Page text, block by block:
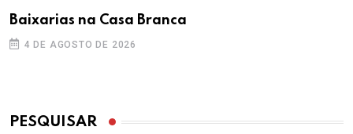
Baixarias na Casa Branca
4 DE AGOSTO DE 2026
PESQUISAR